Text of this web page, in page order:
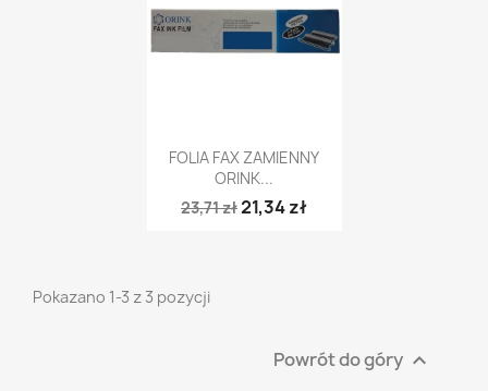
 Szybki podgląd
FOLIA FAX ZAMIENNY
ORINK...
23,71 zł21,34 zł
Pokazano 1-3 z 3 pozycji
Powrót do góry 